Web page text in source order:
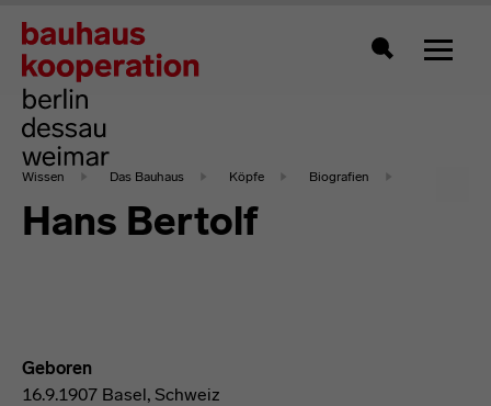
Zeigt
Wissen Das Bauhaus Köpfe Biografien
Hans Bertolf
Geboren
16.9.1907 Basel, Schweiz